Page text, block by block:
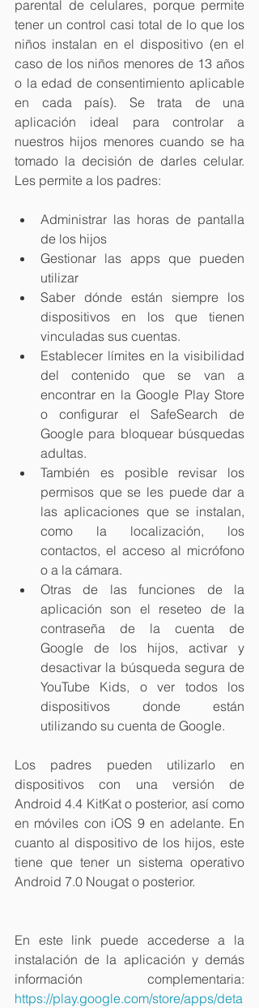
parental de celulares, porque permite
tener un control casi total de lo que los
niños instalan en el dispositivo (en el
caso de los niños menores de 13 años
o la edad de consentimiento aplicable
en cada país). Se trata de una
aplicación ideal para controlar a
nuestros hijos menores cuando se ha
tomado la decisión de darles celular.
Les permite a los padres:
Administrar las horas de pantalla
de los hijos
Gestionar las apps que pueden
utilizar
Saber dónde están siempre los
dispositivos en los que tienen
vinculadas sus cuentas.
Establecer límites en la visibilidad
del contenido que se van a
encontrar en la Google Play Store
o configurar el SafeSearch de
Google para bloquear búsquedas
adultas.
También es posible revisar los
permisos que se les puede dar a
las aplicaciones que se instalan,
como la localización, los
contactos, el acceso al micrófono
o a la cámara.
Otras de las funciones de la
aplicación son el reseteo de la
contraseña de la cuenta de
Google de los hijos, activar y
desactivar la búsqueda segura de
YouTube Kids, o ver todos los
dispositivos donde están
utilizando su cuenta de Google.
Los padres pueden utilizarlo en
dispositivos con una versión de
Android 4.4 KitKat o posterior, así como
en móviles con iOS 9 en adelante. En
cuanto al dispositivo de los hijos, este
tiene que tener un sistema operativo
Android 7.0 Nougat o posterior.
En este link puede accederse a la
instalación de la aplicación y demás
https://play.google.com/store/apps/deta